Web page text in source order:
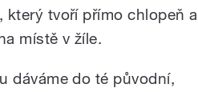
který tvoří přímo chlopeň a
místě v žíle.
dáváme do té původní,